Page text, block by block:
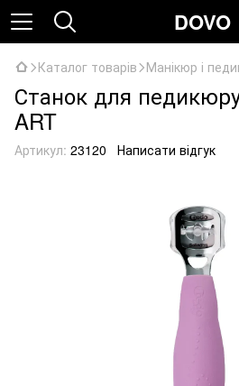
DOVO
Каталог товарів Манікюр і
Станок для
ART
Артикул: 23120 Написати відгук